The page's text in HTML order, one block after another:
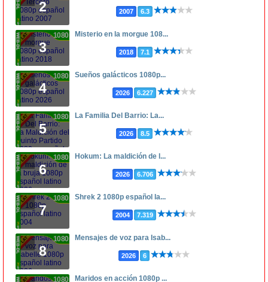
2 2007 6.3
3
1080p Misterio en la morgue 108...
2018 7.1
4
1080p Sueños galácticos 1080p...
2026 6.227
5
1080p La Familia Del Barrio: La...
2026 8.5
6
1080p Hokum: La maldición de l...
2026 6.706
7
1080p Shrek 2 1080p español la...
2004 7.319
8
1080p Mensajes de voz para Isab...
2026 6
1080p Maridos en acción 1080p ...